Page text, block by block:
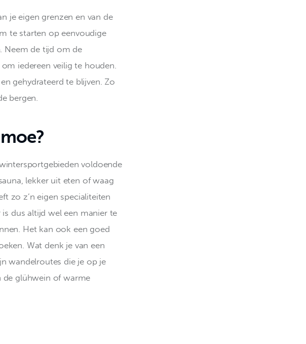
je eigen grenzen en van de
te starten op eenvoudige
Neem de tijd om de
iedereen veilig te houden.
gehydrateerd te blijven. Zo
bergen.
voldoende
lekker uit eten of waag
zo z’n eigen specialiteiten
dus altijd wel een manier te
Het kan ook een goed
Wat denk je van een
wandelroutes die je op je
de glühwein of warme